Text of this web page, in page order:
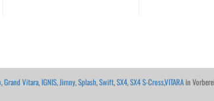
,Grand Vitara, IGNIS,Jimny,Splash,Swift,SX4,SX4 S-Cross,VITARAin